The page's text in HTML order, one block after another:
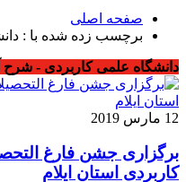
صفحه اصلی
برچسب زده شده با :
دانشگاه علمی کاربردی - شرح
12 مارس 2019
برگزاری جشن فارغ
کاربردی استان ایلام